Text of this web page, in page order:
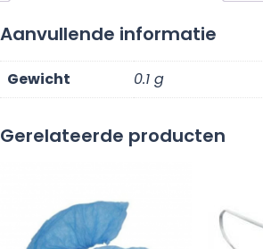
Aanvullende informatie
Gewicht 0.1 g
Gerelateerde producten